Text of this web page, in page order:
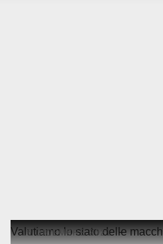
Skip16 DICEMBRE 2021
Valutiamo lo stato delle